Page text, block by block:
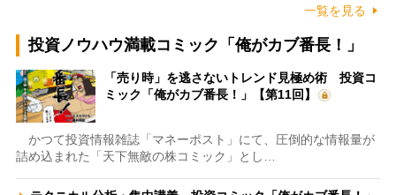
一覧を見る
投資ノウハウ満載コミック「俺がカブ番長！」
「売り時」を逃さないトレンド見極め術 投資コ
ミック「俺がカブ番長！」【第11回】
かつて投資情報雑誌「マネーポスト」にて、圧倒的な情報量が
詰め込まれた「天下無敵の株コミック」とし…